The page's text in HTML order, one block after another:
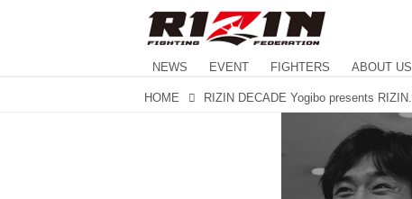
NEWS EVENT FIGHTERS ABOUT US
HOME